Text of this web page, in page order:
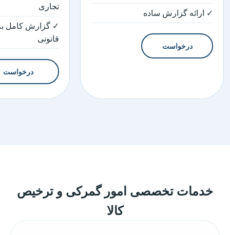
✓ ارائه گزارش ساده
درخواست
تجاری
✓ گزارش کامل
قانونی
درخواست
خدمات تخصصی امور گمرکی و ترخیص
کالا